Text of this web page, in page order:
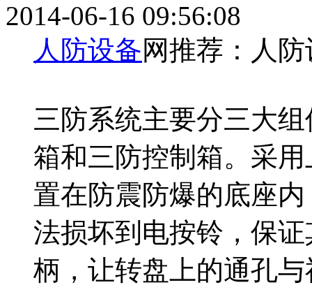
2014-06-16 09:56:08
人防设备网推荐：人
三防系统主要分三大
箱和三防控制箱。采
置在防震防爆的底座
法损坏到电按铃，保
柄，让转盘上的通孔